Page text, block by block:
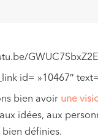
GWUC7SbxZ2E
id= »10467″
bien avoir une
idées, aux
définies.